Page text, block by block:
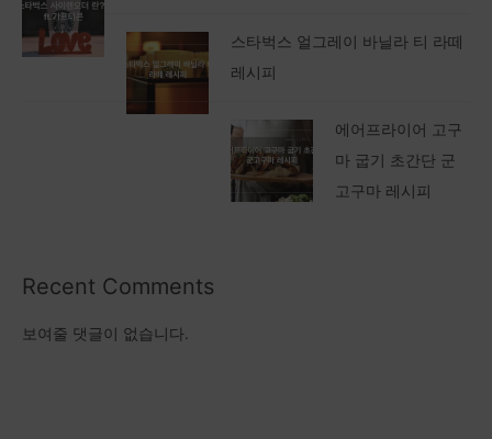
스타벅스 얼그레이 바닐라 티 라떼
레시피
에어프라이어 고구
마 굽기 초간단 군
고구마 레시피
Recent Comments
보여줄 댓글이 없습니다.